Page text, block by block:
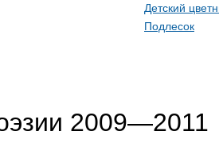
Детский
Подлесок
2009—2011